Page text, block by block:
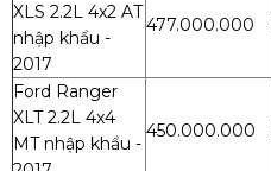
XLS 2.2L 4x2 AT
nhập khẩu -
2017
477.000.000
Ford Ranger
XLT 2.2L 4x4
MT nhập khẩu -
450.000.000